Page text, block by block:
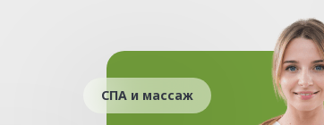
СПА и массаж